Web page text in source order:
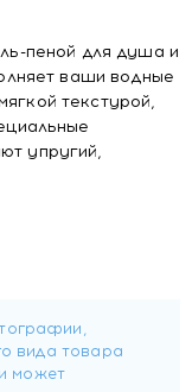
пеной для душа и
ваши водные
текстурой,
упругий,